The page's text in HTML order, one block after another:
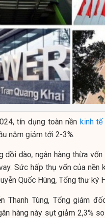
tín dụng toàn nền kinh tế
năm giảm tới 2-3%.
dồi dào, ngân hàng thừa
Sức hấp thụ vốn của
Quốc Hùng, Tổng thư ký
Thanh Tùng, Tổng giám
hàng này sụt giảm 2,3%